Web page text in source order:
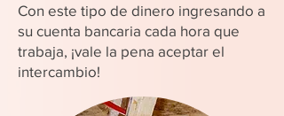
Con este tipo de dinero ingresando a
su cuenta bancaria cada hora que
trabaja, ¡vale la pena aceptar el
intercambio!